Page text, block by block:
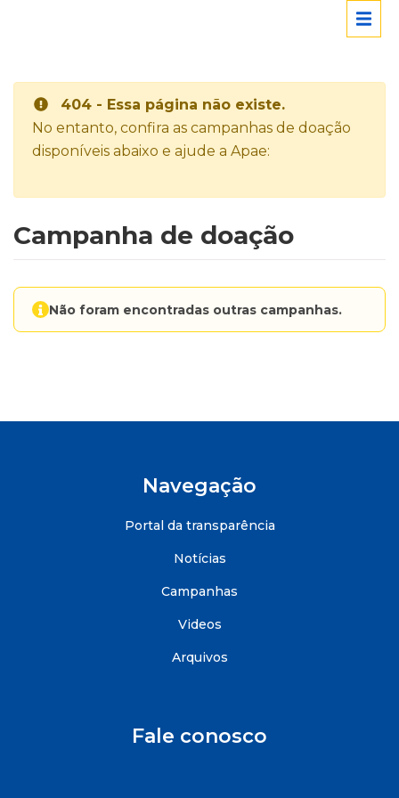
404 - Essa página não existe.
No entanto, confira as campanhas de doação
disponíveis abaixo e ajude a Apae:
Campanha de doação
Não foram encontradas outras campanhas.
Navegação
Portal da transparência
Notícias
Campanhas
Videos
Arquivos
Fale conosco